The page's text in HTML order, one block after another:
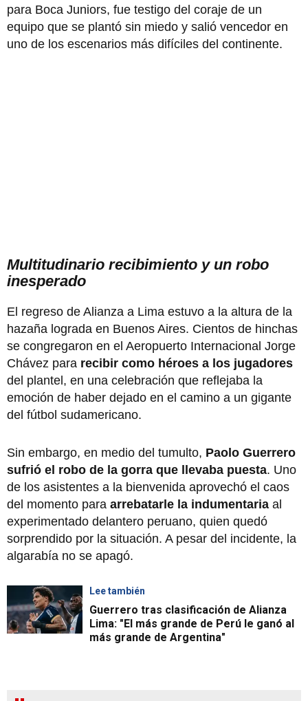
para Boca Juniors, fue testigo del coraje de un
equipo que se plantó sin miedo y salió vencedor en
uno de los escenarios más difíciles del continente.
Multitudinario recibimiento y un robo
inesperado
El regreso de Alianza a Lima estuvo a la altura de la
hazaña lograda en Buenos Aires. Cientos de hinchas
se congregaron en el Aeropuerto Internacional Jorge
Chávez para recibir como héroes a los jugadores
del plantel, en una celebración que reflejaba la
emoción de haber dejado en el camino a un gigante
del fútbol sudamericano.
Sin embargo, en medio del tumulto, Paolo Guerrero
sufrió el robo de la gorra que llevaba puesta. Uno
de los asistentes a la bienvenida aprovechó el caos
del momento para arrebatarle la indumentaria al
experimentado delantero peruano, quien quedó
sorprendido por la situación. A pesar del incidente, la
algarabía no se apagó.
Lee también
Guerrero tras clasificación de Alianza
Lima: "El más grande de Perú le ganó al
más grande de Argentina"